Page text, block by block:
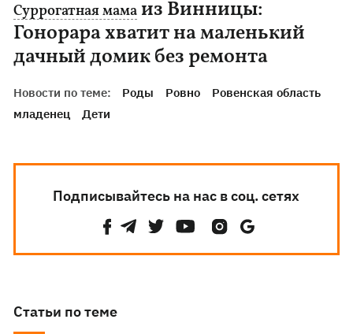
Суррогатная мама из Винницы:
Гонорара хватит на маленький
дачный домик без ремонта
Новости по теме: Роды Ровно
Ровенская область
младенец
Дети
Подписывайтесь на нас в соц. сетях
Статьи по теме